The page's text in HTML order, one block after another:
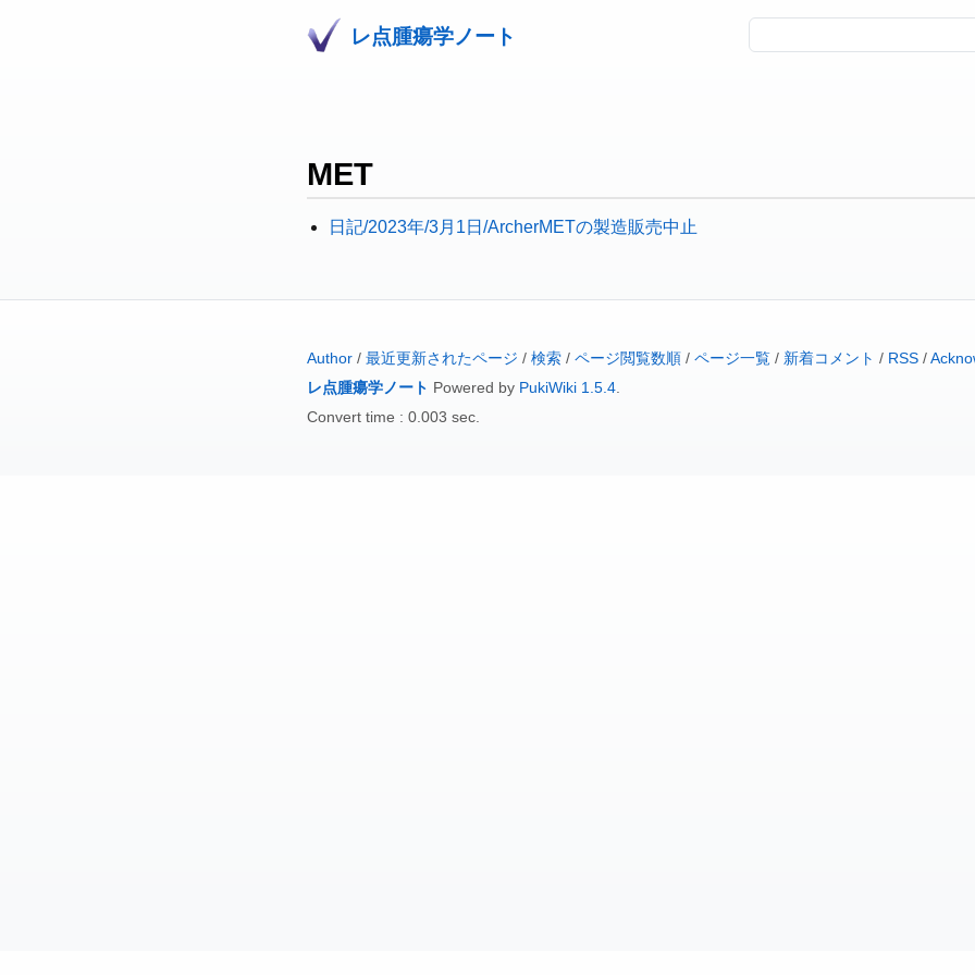
レ点腫瘍学ノート
MET
日記/2023年/3月1日/ArcherMETの製造販売中止
Author / 最近更新されたページ / 検索 / ページ閲覧数順 / ページ一覧 / 新着コメント / RSS /
レ点腫瘍学ノート Powered by PukiWiki 1.5.4
Convert time : 0.003 sec.